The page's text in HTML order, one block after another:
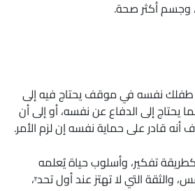
وجسم أكثر صحة.
طفلك نفسه في موقف يحتاج فيه إلى
يحتاج إلى الدفاع عن نفسه، أو إلى أن
أنه قادر على حماية نفسه إن لزم الأمر.
كطريقة تفكير، وأسلوب حياة يُعلمه
والثقة التي لا تهتز عند أول تحدٍّ،